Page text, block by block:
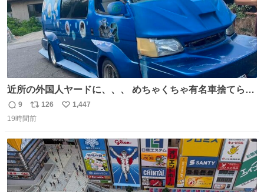
近所の外国人ヤードに、、、 めちゃくちゃ有名車捨てられ
てました😭 外装ぼろぼろだし、、 中も何にも残ってない
し、、 可哀想に😢😢 今まで数十年お疲れ様でした、、 #バ
返
信
9
リ
ポ
ト
数
126
い
数
1,447
19時間前